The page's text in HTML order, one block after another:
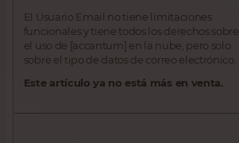
El Usuario Email no tiene limitaciones
funcionales y tiene todos los derechos sobre
el uso de [accantum] en la nube, pero solo
sobre el tipo de datos de correo electrónico.
Este artículo ya no está más en venta.